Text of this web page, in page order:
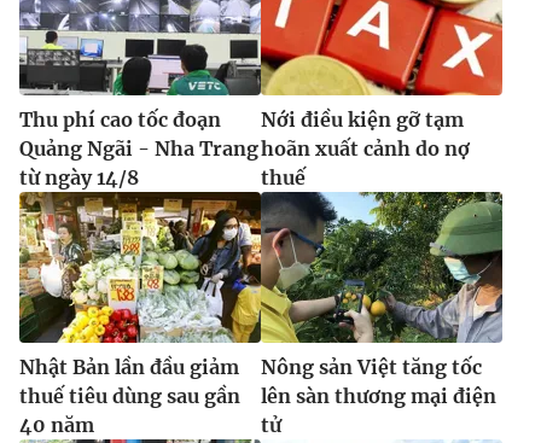
Thu phí cao tốc đoạn
Quảng Ngãi - Nha Trang
từ ngày 14/8
Nới điều kiện gỡ tạm
hoãn xuất cảnh do nợ
thuế
Nhật Bản lần đầu giảm
thuế tiêu dùng sau gần
40 năm
Nông sản Việt tăng tốc
lên sàn thương mại điện
tử